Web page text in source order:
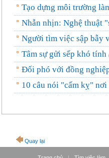
Tạo dựng môi trường
Nhẫn nhịn: Nghệ thuật
Người tìm việc sập bẫy
Tâm sự gửi sếp khó tính
Đối phó với đồng
10 câu nói "cấm kỵ" nơi
Quay lại